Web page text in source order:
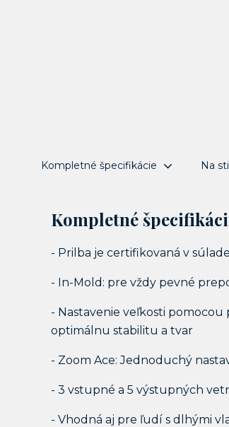
Kompletné špecifikácie Na
Kompletné
- Prilba je certifikovaná v
- In-Mold: pre vždy pevné
- Nastavenie veľkosti
optimálnu stabilitu a tvar
- Zoom Ace: Jednoduchý
- 3 vstupné a 5 výstupných
- Vhodná aj pre ľudí s dlhými